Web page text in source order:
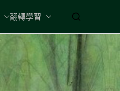
翻轉學習